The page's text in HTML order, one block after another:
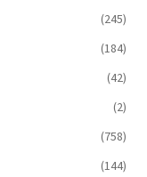
(245)
(184)
(42)
(2)
(758)
(144)